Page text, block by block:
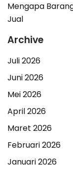
Mengapa
Jual
Archive
Juli 2026
Juni 2026
Mei 2026
April 2026
Maret 2026
Februari 2026
Januari 2026